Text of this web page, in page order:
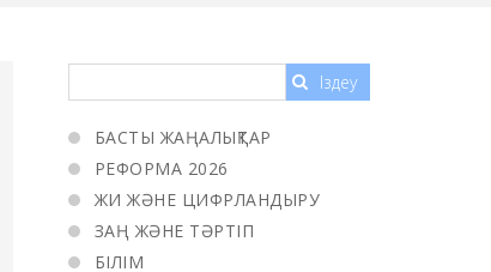
БАСТЫ ЖАҢАЛЫҚТАР
РЕФОРМА 2026
ЖИ ЖӘНЕ ЦИФРЛАНДЫРУ
ЗАҢ ЖӘНЕ ТӘРТІП
БІЛІМ